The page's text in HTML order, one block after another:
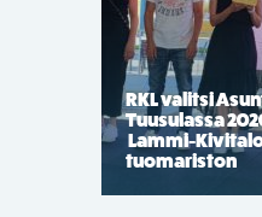
RKL valitsi
Tuusulassa
Lammi-
tuomariston